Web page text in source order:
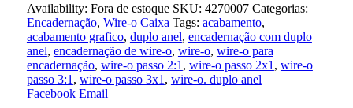
Availability: Fora de estoque SKU: 4270007 Categorias:
Encadernação, Wire-o Caixa Tags: acabamento,
acabamento grafico, duplo anel, encadernação com duplo
anel, encadernação de wire-o, wire-o, wire-o para
encadernação, wire-o passo 2:1 , wire-o passo 2x1 , wire-o
passo 3:1 , wire-o passo 3x1 , wire-o. duplo anel
Facebook Email